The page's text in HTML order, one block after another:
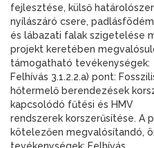
fejlesztése, külső
nyílászáró csere,
és lábazati falak szigetelése
projekt keretében
támogatható tevékenységek:
Felhívás 3.1.2.2.a) pont:
hőtermelő berendezések
kapcsolódó fűtési és HMV
rendszerek korszerűsítése. A
kötelezően megvalósítandó,